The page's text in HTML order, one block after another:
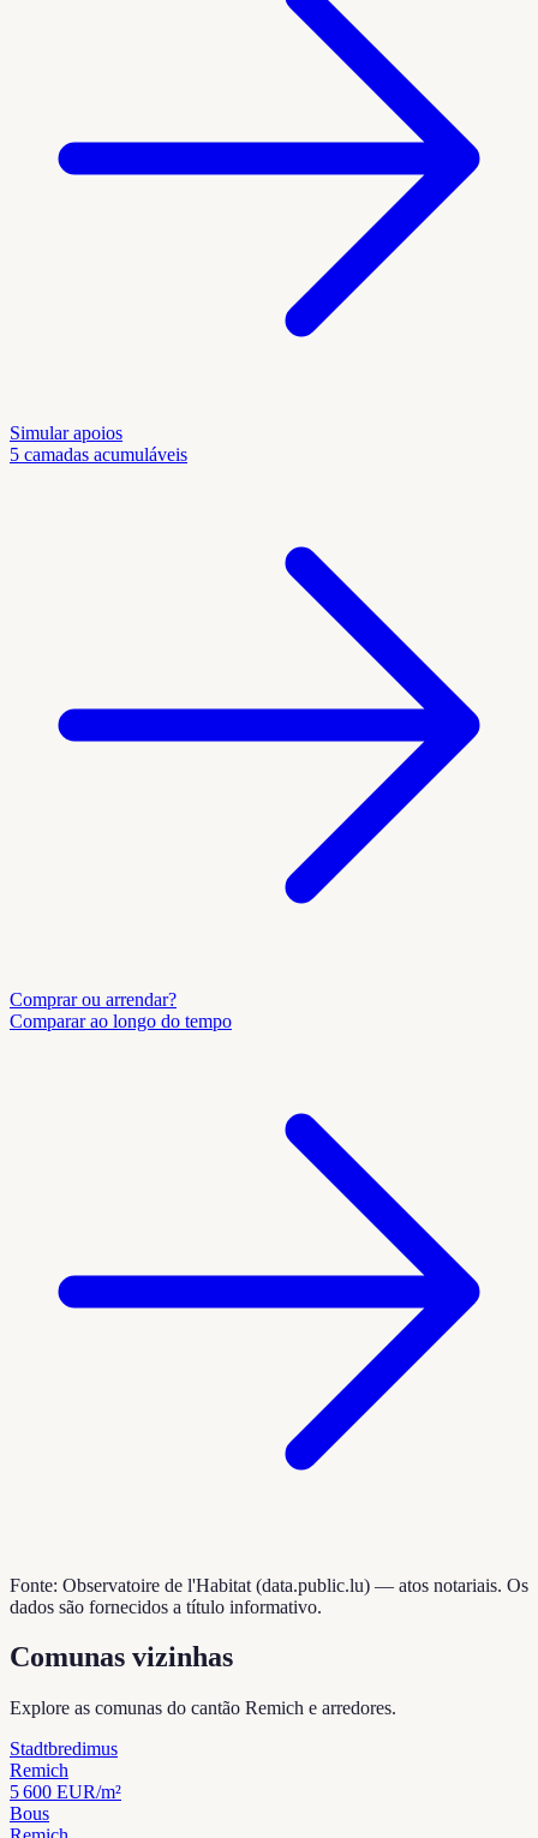
Simular apoios
5 camadas acumuláveis
Comprar ou arrendar?
Comparar ao longo do tempo
Fonte: Observatoire de l'Habitat (data.public.lu) — atos notariais. Os
dados são fornecidos a título informativo.
Comunas vizinhas
Explore as comunas do cantão Remich e arredores.
Stadtbredimus
Remich
5 600 EUR/m²
Bous